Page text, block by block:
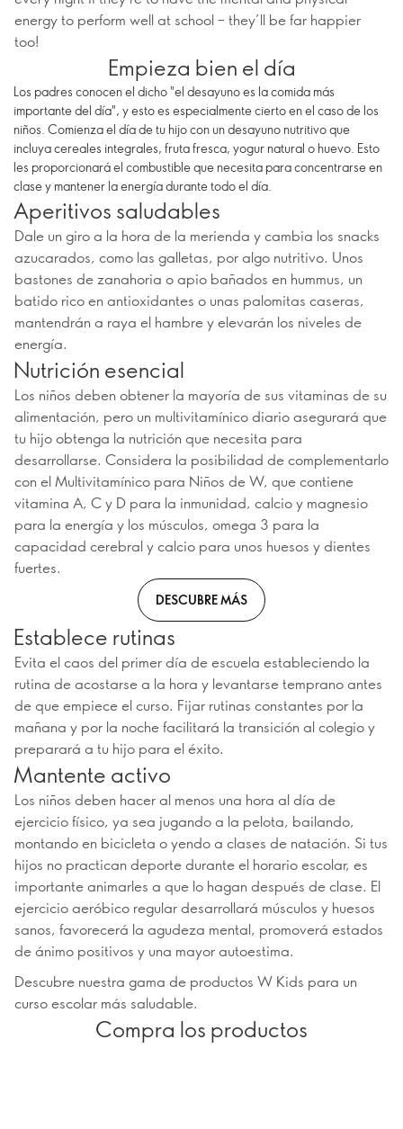
energy to perform well at school – they’ll be far happier
too!
Empieza bien el día
Los padres conocen el dicho "el desayuno es la comida más
importante del día", y esto es especialmente cierto en el caso de los
niños. Comienza el día de tu hijo con un desayuno nutritivo que
incluya cereales integrales, fruta fresca, yogur natural o huevo. Esto
les proporcionará el combustible que necesita para concentrarse en
clase y mantener la energía durante todo el día.
Aperitivos saludables
Dale un giro a la hora de la merienda y cambia los snacks
azucarados, como las galletas, por algo nutritivo. Unos
bastones de zanahoria o apio bañados en hummus, un
batido rico en antioxidantes o unas palomitas caseras,
mantendrán a raya el hambre y elevarán los niveles de
energía.
Nutrición esencial
Los niños deben obtener la mayoría de sus vitaminas de su
alimentación, pero un multivitamínico diario asegurará que
tu hijo obtenga la nutrición que necesita para
desarrollarse. Considera la posibilidad de complementarlo
con el Multivitamínico para Niños de W, que contiene
vitamina A, C y D para la inmunidad, calcio y magnesio
para la energía y los músculos, omega 3 para la
capacidad cerebral y calcio para unos huesos y dientes
fuertes.
DESCUBRE MÁS
Establece rutinas
Evita el caos del primer día de escuela estableciendo la
rutina de acostarse a la hora y levantarse temprano antes
de que empiece el curso. Fijar rutinas constantes por la
mañana y por la noche facilitará la transición al colegio y
preparará a tu hijo para el éxito.
Mantente activo
Los niños deben hacer al menos una hora al día de
ejercicio físico, ya sea jugando a la pelota, bailando,
montando en bicicleta o yendo a clases de natación. Si tus
hijos no practican deporte durante el horario escolar, es
importante animarles a que lo hagan después de clase. El
ejercicio aeróbico regular desarrollará músculos y huesos
sanos, favorecerá la agudeza mental, promoverá estados
de ánimo positivos y una mayor autoestima.
Descubre nuestra gama de productos W Kids para un
curso escolar más saludable.
Compra los productos